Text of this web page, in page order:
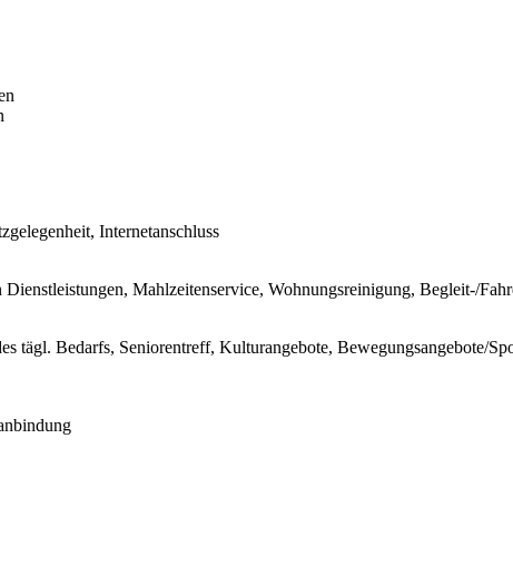
Internetanschluss
Mahlzeitenservice, Wohnungsreinigung, Begleit-/
tägl. Bedarfs, Seniorentreff, Kulturangebote, Bewegungsangebote/